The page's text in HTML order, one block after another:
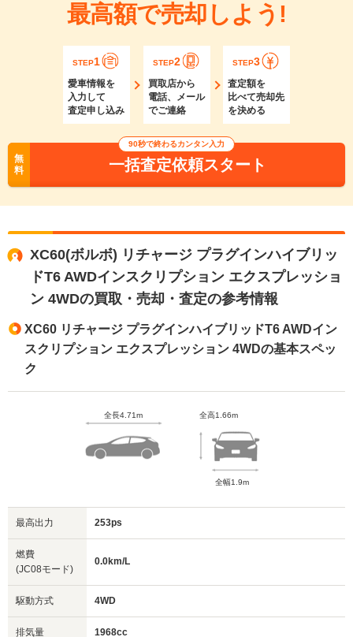
最高額で売却しよう!
STEP1
愛車情報を
入力して
査定申し込み
STEP2
買取店から
電話、メール
でご連絡
STEP3
査定額を
比べて売却先
を決める
無
料
90秒で終わるカンタン入力
一括査定依頼スタート
XC60(ボルボ) リチャージ プラグインハイブリッ
ドT6 AWDインスクリプション エクスプレッショ
ン 4WDの買取・売却・査定の参考情報
XC60 リチャージ プラグインハイブリッドT6 AWDイン
スクリプション エクスプレッション 4WDの基本スペッ
ク
全長4.71m 全高1.66m
全幅1.9m
最高出力 253ps
燃費
(JC08モード)
0.0km/L
駆動方式 4WD
排気量 1968cc